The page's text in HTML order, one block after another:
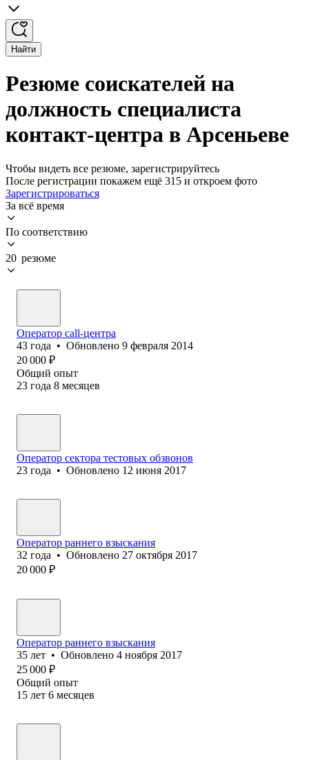
Найти
Резюме соискателей на
должность специалиста
контакт-центра в Арсеньеве
Чтобы видеть все резюме, зарегистрируйтесь
После регистрации покажем ещё 315 и откроем фото
Зарегистрироваться
За всё время
По соответствию
20 резюме
Оператор call-центра
43 года • Обновлено 9 февраля 2014
20 000 ₽
Общий опыт
23 года 8 месяцев
Оператор сектора тестовых обзвонов
23 года • Обновлено 12 июня 2017
Оператор ранн‎его взыскания
32 года • Обновлено 27 октября 2017
20 000 ₽
Оператор раннего взыскания
35 лет • Обновлено 4 ноября 2017
25 000 ₽
Общий опыт
15 лет 6 месяцев